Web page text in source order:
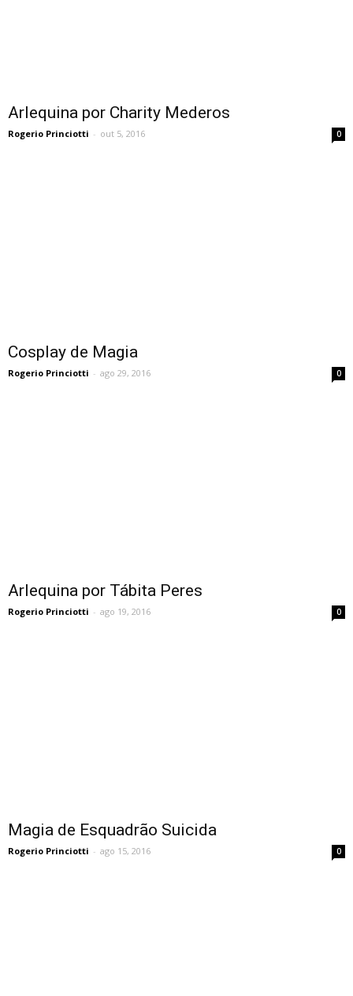
Arlequina por Charity Mederos
Rogerio Princiotti - out 5, 2016 0
Cosplay de Magia
Rogerio Princiotti - ago 29, 2016 0
Arlequina por Tábita Peres
Rogerio Princiotti - ago 19, 2016 0
Magia de Esquadrão Suicida
Rogerio Princiotti - ago 15, 2016 0